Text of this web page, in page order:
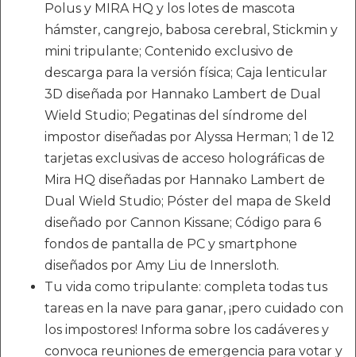
Polus y MIRA HQ y los lotes de mascota
hámster, cangrejo, babosa cerebral, Stickmin y
mini tripulante; Contenido exclusivo de
descarga para la versión física; Caja lenticular
3D diseñada por Hannako Lambert de Dual
Wield Studio; Pegatinas del síndrome del
impostor diseñadas por Alyssa Herman; 1 de 12
tarjetas exclusivas de acceso holográficas de
Mira HQ diseñadas por Hannako Lambert de
Dual Wield Studio; Póster del mapa de Skeld
diseñado por Cannon Kissane; Código para 6
fondos de pantalla de PC y smartphone
diseñados por Amy Liu de Innersloth.
Tu vida como tripulante: completa todas tus
tareas en la nave para ganar, ¡pero cuidado con
los impostores! Informa sobre los cadáveres y
convoca reuniones de emergencia para votar y